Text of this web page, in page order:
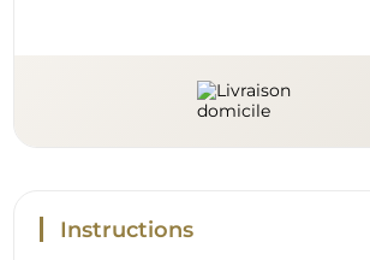
Instructions